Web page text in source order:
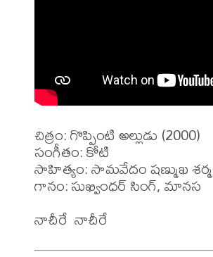
చిత్రం: గొప్పింటి అల్లుడు (2000)
సంగీతం: కోటి
సాహిత్యం: సామవేదం షణ్ముఖ శర్మ
గానం: సుఖ్వింధర్ సింగ్, మానస